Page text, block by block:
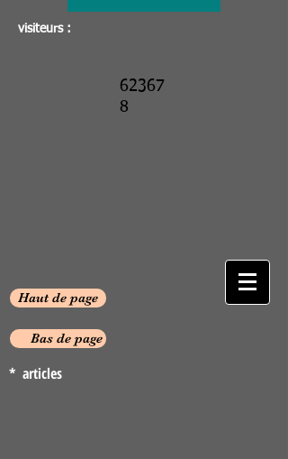
visiteurs :
62367
8
Haut de page
Bas de page
* articles